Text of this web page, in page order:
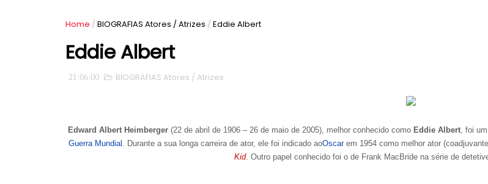
Home / BIOGRAFIAS Atores / Atrizes / Eddie Albert
Eddie Albert
21:06:00 BIOGRAFIAS Atores / Atrizes
Edward Albert Heimberger(22 de abril de 1906 – 26 de maio de 2005), melhor conhecido como Eddie Albert, foi
Guerra Mundial . Durante a sua longa carreira de ator, ele foi indicado aoOscarem 1954 como melhor ator
Kid. Outro papel conhecido foi o de Frank MacBride na série de